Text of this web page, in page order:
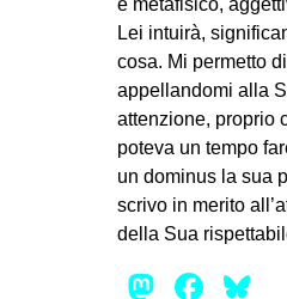
e metafisico,
Lei intuirà,
cosa. Mi permetto
appellandomi alla
attenzione, proprio
poteva un tempo
un dominus la sua
scrivo in merito
della Sua